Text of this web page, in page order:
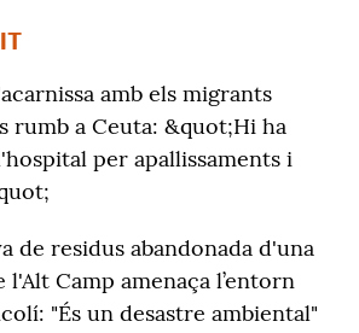
amb els migrants
rumb a Ceuta: &quot;Hi ha
per apallissaments i
de residus abandonada d'una
l'Alt Camp amenaça l’entorn
"És un desastre ambiental"